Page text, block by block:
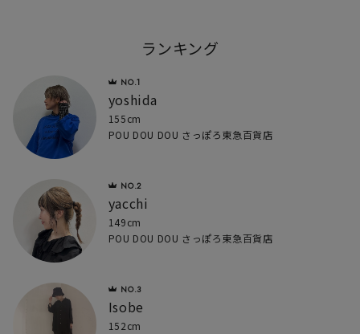
ランキング
yoshida
155cm
POU DOU DOU さっぽろ東急百貨店
yacchi
149cm
POU DOU DOU さっぽろ東急百貨店
Isobe
152cm